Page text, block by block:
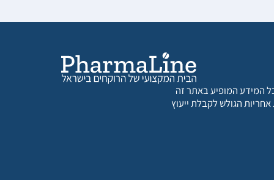
המידע המופיע באתר זה
הגולש לקבלת ייעוץ